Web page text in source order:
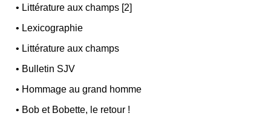
• Littérature aux champs [2]
• Lexicographie
• Littérature aux champs
• Bulletin SJV
• Hommage au grand homme
• Bob et Bobette, le retour !